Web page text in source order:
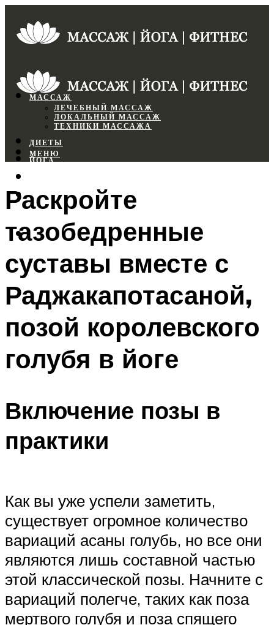
МАССАЖ
ЛЕЧЕБНЫЙ МАССАЖ
ЛОКАЛЬНЫЙ МАССАЖ
ТЕХНИКИ МАССАЖА
ДИЕТЫ
ЙОГА
ФИТНЕС
МЕНЮ
МЕНЮ
Раскройте
тазобедренные
суставы вместе с
Раджакапотасаной,
позой королевского
голубя в йоге
Включение позы в
практики
Как вы уже успели заметить,
существует огромное количество
вариаций асаны голубь, но все они
являются лишь составной частью
этой классической позы. Начните с
вариаций полегче, таких как поза
мертвого голубя и поза спящего